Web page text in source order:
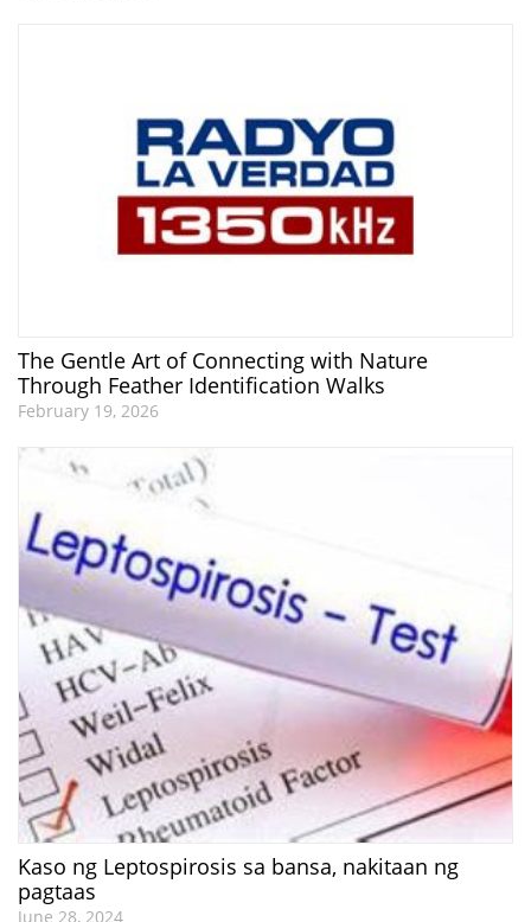
The Gentle Art of Connecting with Nature
Through Feather Identification Walks
February 19, 2026
Kaso ng Leptospirosis sa bansa, nakitaan ng
pagtaas
June 28, 2024